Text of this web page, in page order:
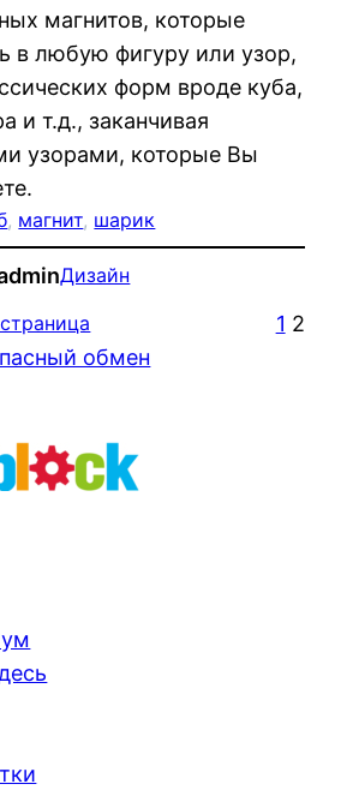
магнитов, которые
в любую фигуру или узор,
форм вроде куба,
и т.д., заканчивая
узорами, которые Вы
, магнит, шарик
Дизайн
1 2
обмен